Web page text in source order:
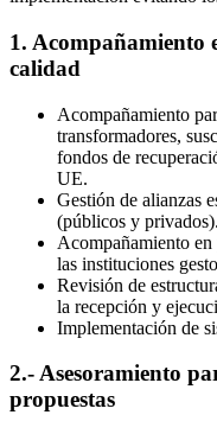
1. Acompañamiento
calidad
Acompañamiento
transformadores,
fondos de
UE.
Gestión de alianzas
(públicos y privados).
Acompañamiento
las instituciones
Revisión de
la recepción y
Implementación de
2.- Asesoramiento
propuestas